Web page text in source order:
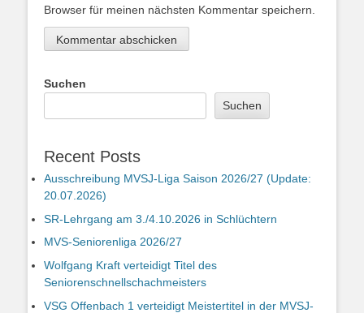
Browser für meinen nächsten Kommentar speichern.
Suchen
Suchen
Recent Posts
Ausschreibung MVSJ-Liga Saison 2026/27 (Update:
20.07.2026)
SR-Lehrgang am 3./4.10.2026 in Schlüchtern
MVS-Seniorenliga 2026/27
Wolfgang Kraft verteidigt Titel des
Seniorenschnellschachmeisters
VSG Offenbach 1 verteidigt Meistertitel in der MVSJ-